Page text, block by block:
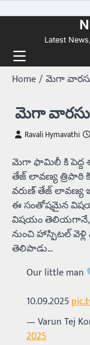
to
Latest
Home మెగా
మెగా
Ravali Hymavathi
మెగా ఫామిలీ కి పెద్ద
తేజ్ లావణ్య త్రిపాఠి
వరుణ్ తేజ్ లావణ్య
ఈ సంతోషమైన
విషయం తెలియగానే,
నుంచి హాస్పిటల్
తెలిపాడు…
Our little man
10.09.2025
— Varun Tej
2025